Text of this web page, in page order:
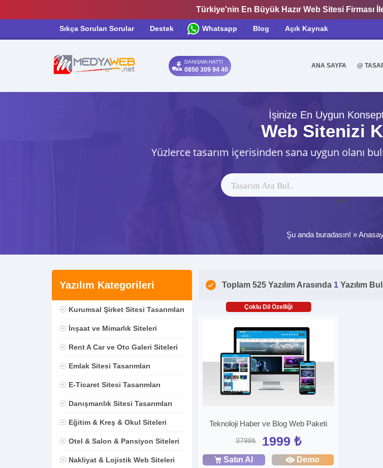
Türkiye'nin En Büyük Hazır Web Sitesi Firması
Sıkça Sorulan Sorular Destek Whatsapp Blog Açık Kaynak
DANIŞMA HATTI
0850 309 94 40
ANA SAYFA @
İşinize En Uygun
Web Sitenizi
Yüzlerce tasarım içerisinden sana uygun olanı
ytag
Şu anda buradasın! »
Yazılım Kategorileri
Kurumsal Şirket Sitesi Tasarımları
İnşaat ve Mimarlık Siteleri
Rent A Car ve Oto Galeri Siteleri
Emlak Sitesi Tasarımları
E-Ticaret Sitesi Tasarımları
Danışmanlık Sitesi Tasarımları
Eğitim & Kreş & Okul Siteleri
Otel & Salon & Pansiyon Siteleri
Nakliyat & Lojistik Web Siteleri
Toplam 525 Yazılım Arasında 1 Yazılım
Çoklu Dil Özelliği
Teknoloji Haber ve Blog Web Paketi
3798₺ 1999 ₺
Satın Al Demo